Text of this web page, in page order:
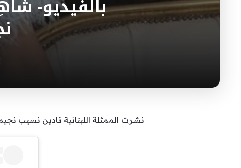
بالفيديو-
نشرت الممثلة اللبنانية نادين نسيب